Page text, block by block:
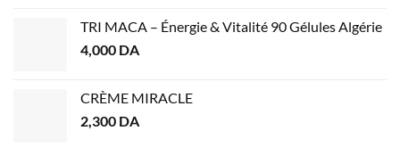
TRI MACA – Énergie & Vitalité 90 Gélules Algérie
4,000 DA
CRÈME MIRACLE
2,300 DA